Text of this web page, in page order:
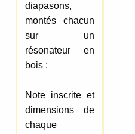
diapasons,
montés chacun
sur un
résonateur en
bois :
Note inscrite et
dimensions de
chaque